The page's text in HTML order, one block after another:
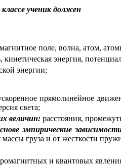
ученик должен
поле, волна, атом,
энергия,
энергии;
прямолинейное
света;
величин: расстояния,
эмпирические
груза и от жесткости
и квантовых